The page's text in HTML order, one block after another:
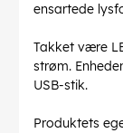
ensartede
Takket være
strøm.
USB-stik.
Produktets